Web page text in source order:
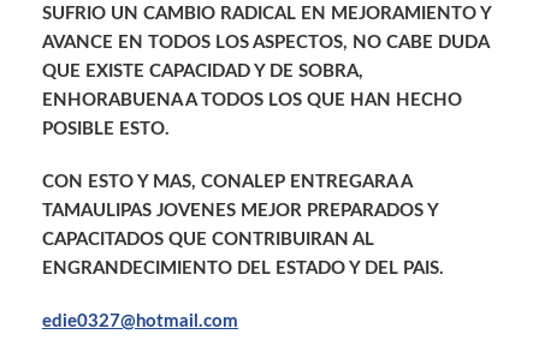
SUFRIO UN CAMBIO RADICAL EN MEJORAMIENTO Y
AVANCE EN TODOS LOS ASPECTOS, NO CABE DUDA
QUE EXISTE CAPACIDAD Y DE SOBRA,
ENHORABUENA A TODOS LOS QUE HAN HECHO
POSIBLE ESTO.
CON ESTO Y MAS, CONALEP ENTREGARA A
TAMAULIPAS JOVENES MEJOR PREPARADOS Y
CAPACITADOS QUE CONTRIBUIRAN AL
ENGRANDECIMIENTO DEL ESTADO Y DEL PAIS.
edie0327@hotmail.com